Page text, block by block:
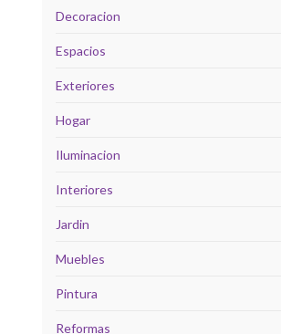
Decoracion
Espacios
Exteriores
Hogar
Iluminacion
Interiores
Jardin
Muebles
Pintura
Reformas